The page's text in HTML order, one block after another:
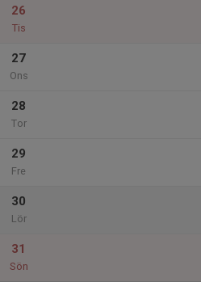
26
Tis
27
Ons
28
Tor
29
Fre
30
Lör
31
Sön